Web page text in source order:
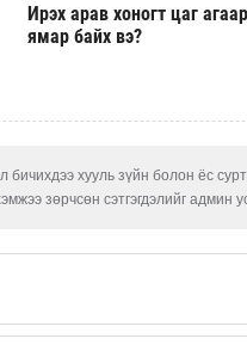
Ирэх арав хоногт цаг агаар
ямар байх вэ?
хууль зүйн болон ёс
зөрчсөн сэтгэгдэлийг админ